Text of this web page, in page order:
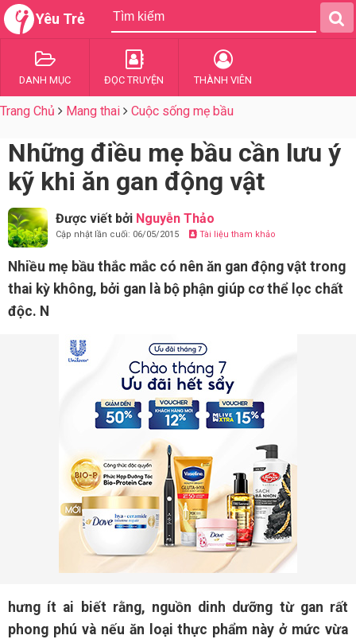
Yêu Trẻ
DANH MỤC ĐỌC TRUYỆN THÀNH VIÊN
Trang Chủ Mang thai Cuộc sống mẹ bầu
Những điều mẹ bầu cần lưu ý
kỹ khi ăn gan động vật
Được viết bởi Nguyễn Thảo
Cập nhật lần cuối: 06/05/2015 Tài liệu tham khảo
Nhiều mẹ bầu thắc mắc có nên ăn gan động vật trong
thai kỳ không, bởi gan là bộ phận giúp cơ thể lọc chất
độc. N
hưng ít ai biết rằng, nguồn dinh dưỡng từ gan rất
phong phú và nếu ăn loại thực phẩm này ở mức vừa